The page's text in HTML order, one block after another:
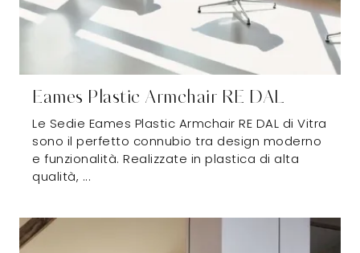
Eames Plastic Armchair RE DAL
Le Sedie Eames Plastic Armchair RE DAL di Vitra
sono il perfetto connubio tra design moderno
e funzionalità. Realizzate in plastica di alta
qualità, ...